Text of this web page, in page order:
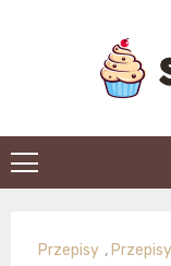
Przepisy ,